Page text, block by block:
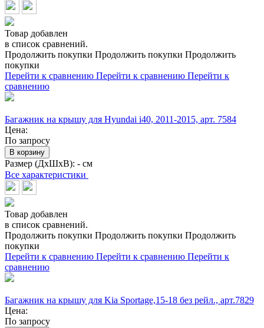
Товар добавлен
в список сравнений.
Продолжить покупки Продолжить покупки Продолжить
покупки
Перейти к сравнению Перейти к сравнению Перейти к
сравнению
Багажник на крышу для Hyundai i40, 2011-2015, арт. 7584
Цена:
По запросу
В корзину
Размер (ДхШхВ): - см
Все характеристики
Товар добавлен
в список сравнений.
Продолжить покупки Продолжить покупки Продолжить
покупки
Перейти к сравнению Перейти к сравнению Перейти к
сравнению
Багажник на крышу для Kia Sportage,15-18 без рейл., арт.7829
Цена:
По запросу